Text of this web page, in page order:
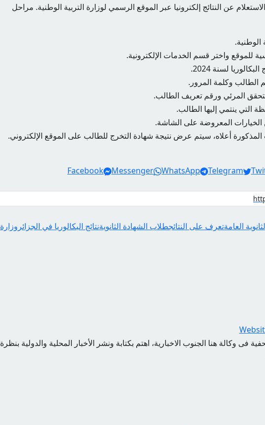
عن النتائج إلكترونيا عبر الموقع الرسمي لوزارة التربية الوطنية. مراحل
الوطنية.
للموقع واختر قسم الخدمات الإلكترونية.
لسنة 2024.
الطالب وكلمة المرور.
المرئي ورقم تعريف الطالب.
التي ينتمي إليها الطالب.
المعروضة على الشاشة.
المذكورة أعلاه، سيتم عرض نتيجة شهادة التخرج للطالب على الموقع الإلكتروني.
Facebook
Messenger WhatsApp Telegram
العامةتعرف على النتائجطلاب الشهادة الثانويةنتائج البكالوريا في الجزائر وزارة
فى وكالة هنا الجنوب الاخبارية، اهتم بكتابة ونشر الأخبار المحلية والدولية بنظرة